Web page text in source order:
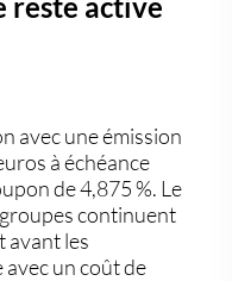
avec une émission
à échéance
de 4,875 %. Le
groupes continuent
avant les
avec un coût de